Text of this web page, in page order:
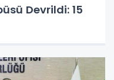
Devrildi: 15